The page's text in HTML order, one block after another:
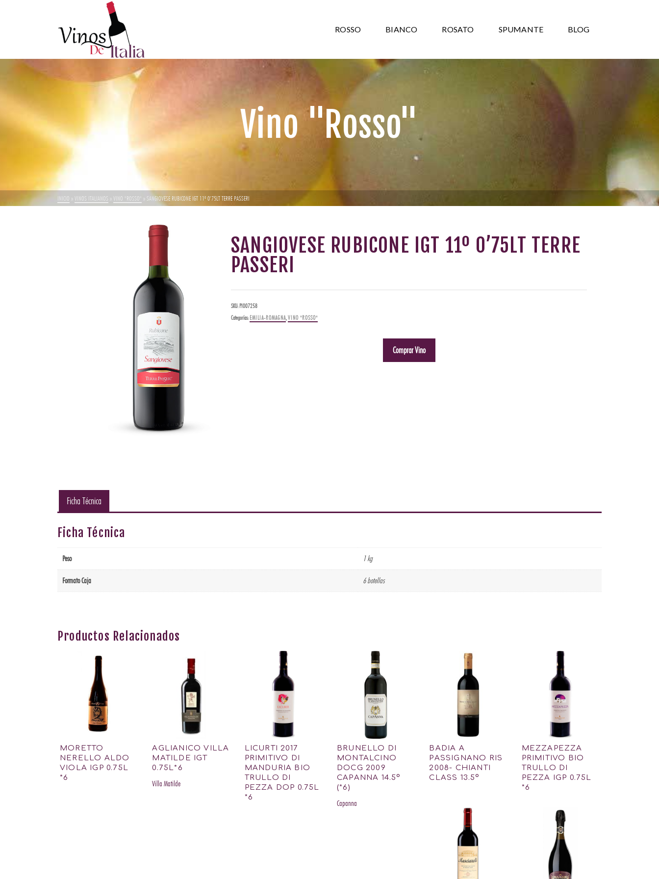
ROSSO BIANCO ROSATO SPUMANTE BLOG
Vino "Rosso"
INICIO »VINOS ITALIANOS »VINO "ROSSO" » SANGIOVESE RUBICONE IGT 11º 0’75LT TERRE PASSERI
SANGIOVESE RUBICONE IGT 11º 0’75LT TERRE
PASSERI
SKU: PI007258
Categorías: EMILIA-ROMAGNA,VINO "ROSSO"
Comprar Vino
Ficha Técnica
Ficha Técnica
Peso 1 kg
Formato Caja 6 botellas
Productos Relacionados
MORETTO
NERELLO ALDO
VIOLA IGP 0.75L
*6
AGLIANICO VILLA
MATILDE IGT
0.75L*6
Villa Matilde
LICURTI 2017
PRIMITIVO DI
MANDURIA BIO
TRULLO DI
PEZZA DOP 0.75L
*6
BRUNELLO DI
MONTALCINO
DOCG 2009
CAPANNA 14.5º
(*6)
Capanna
BADIA A
PASSIGNANO RIS
2008- CHIANTI
CLASS 13.5º
MEZZAPEZZA
PRIMITIVO BIO
TRULLO DI
PEZZA IGP 0.75L
*6